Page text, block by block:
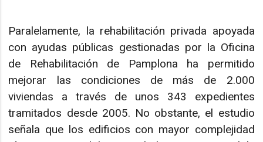
Paralelamente, la rehabilitación privada apoyada
con ayudas públicas gestionadas por la Oficina
de Rehabilitación de Pamplona ha permitido
mejorar las condiciones de más de 2.000
viviendas a través de unos 343 expedientes
tramitados desde 2005. No obstante, el estudio
señala que los edificios con mayor complejidad